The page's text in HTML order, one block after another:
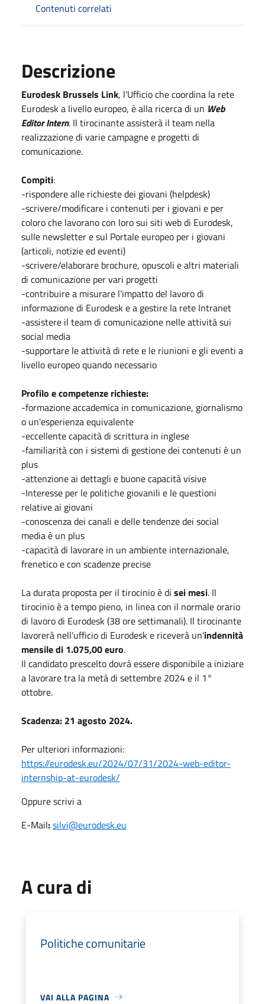
Contenuti correlati
Descrizione
Eurodesk Brussels Link, l'Ufficio che coordina la rete
Eurodesk a livello europeo, è alla ricerca di un Web
Editor Intern. Il tirocinante assisterà il team nella
realizzazione di varie campagne e progetti di
comunicazione.
Compiti:
-rispondere alle richieste dei giovani (helpdesk)
-scrivere/modificare i contenuti per i giovani e per
coloro che lavorano con loro sui siti web di Eurodesk,
sulle newsletter e sul Portale europeo per i giovani
(articoli, notizie ed eventi)
-scrivere/elaborare brochure, opuscoli e altri materiali
di comunicazione per vari progetti
-contribuire a misurare l'impatto del lavoro di
informazione di Eurodesk e a gestire la rete Intranet
-assistere il team di comunicazione nelle attività sui
social media
-supportare le attività di rete e le riunioni e gli eventi a
livello europeo quando necessario
Profilo e competenze richieste:
-formazione accademica in comunicazione, giornalismo
o un'esperienza equivalente
-eccellente capacità di scrittura in inglese
-familiarità con i sistemi di gestione dei contenuti è un
plus
-attenzione ai dettagli e buone capacità visive
-Interesse per le politiche giovanili e le questioni
relative ai giovani
-conoscenza dei canali e delle tendenze dei social
media è un plus
-capacità di lavorare in un ambiente internazionale,
frenetico e con scadenze precise
La durata proposta per il tirocinio è di sei mesi. Il
tirocinio è a tempo pieno, in linea con il normale orario
di lavoro di Eurodesk (38 ore settimanali). Il tirocinante
lavorerà nell'ufficio di Eurodesk e riceverà un’indennità
mensile di 1.075,00 euro.
Il candidato prescelto dovrà essere disponibile a iniziare
a lavorare tra la metà di settembre 2024 e il 1°
ottobre.
Scadenza: 21 agosto 2024.
Per ulteriori informazioni:
https://eurodesk.eu/2024/07/31/2024-web-editor-
internship-at-eurodesk/
Oppure scrivi a
E-Mail:silvi@eurodesk.eu
A cura di
Politiche comunitarie
VAI ALLA PAGINA